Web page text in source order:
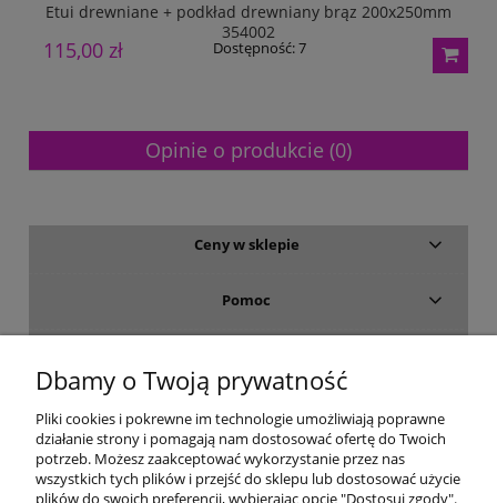
Etui drewniane + podkład drewniany brąz 200x250mm
354002
115,00 zł Dostępność:7
Opinie o produkcie (0)
Ceny w sklepie
Pomoc
Moje konto
Gwarancja i zwroty
Dbamy o Twoją prywatność
Pliki cookies i pokrewne im technologie umożliwiają poprawne
działanie strony i pomagają nam dostosować ofertę do Twoich
potrzeb. Możesz zaakceptować wykorzystanie przez nas
wszystkich tych plików i przejść do sklepu lub dostosować użycie
plików do swoich preferencji, wybierając opcję "Dostosuj zgody".